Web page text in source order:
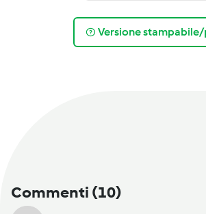
Versione
Commenti (10)